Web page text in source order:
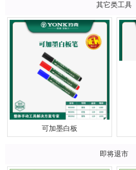
其它类工具
可加墨白板
即将退市